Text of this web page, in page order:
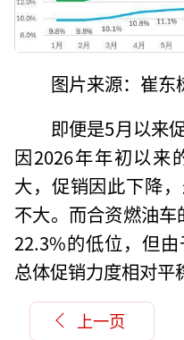
图片来源：崔东
即便是5月以来
因2026年年初以来
大，促销因此下降
不大。而合资燃油
22.3%的低位，但
总体促销力度相对平
上一页